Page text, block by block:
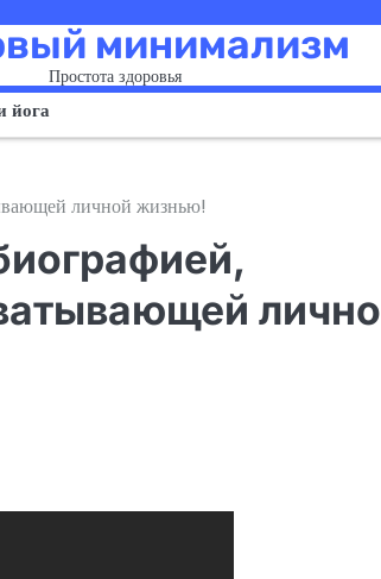
минимализм
Простота здоровья
йога
личной жизнью!